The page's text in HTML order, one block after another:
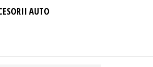
AUTO